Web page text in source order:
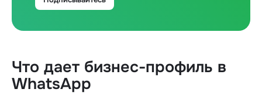
Что дает бизнес-профиль в
WhatsApp